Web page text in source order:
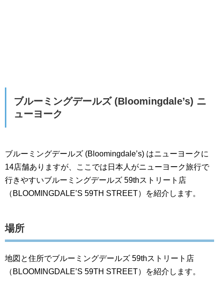
ブルーミングデールズ (Bloomingdale’s) ニ
ューヨーク
ブルーミングデールズ (Bloomingdale’s) はニューヨークに
14店舗ありますが、ここでは日本人がニューヨーク旅行で
行きやすいブルーミングデールズ 59thストリート店
（BLOOMINGDALE’S 59TH STREET）を紹介します。
場所
地図と住所でブルーミングデールズ 59thストリート店
（BLOOMINGDALE’S 59TH STREET）を紹介します。